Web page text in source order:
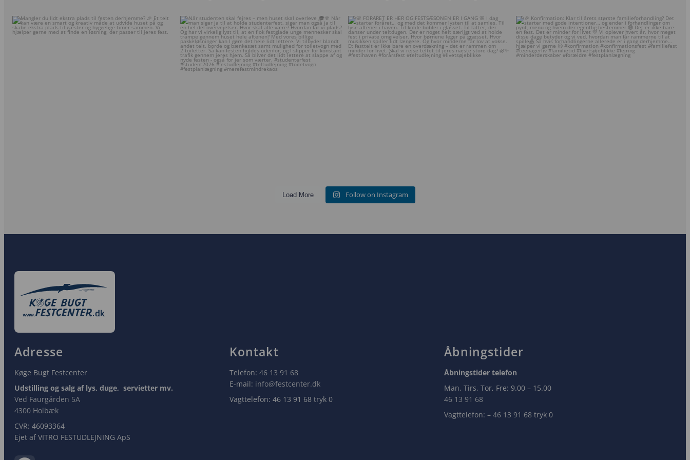
Mangler du lidt ekstra plads til festen derhjemme?... Når studenten skal fejres – men huset skal... 🌸 FORÅRET ER HER OG FESTSÆSONEN ER I GANG 🌸 🎉 Konfirmation: Klar til årets største...
Load More Follow on Instagram
Adresse
Køge Bugt Festcenter
Udstilling og salg af lys, duge, servietter mv.
Ved Faurgården 5A
4300 Holbæk
CVR: 460933​64​
Ejet af VITRO FESTUDLEJNING ApS
Kontakt
Telefon: 46 13 91 68
E-mail: info@festcenter.dk
Vagttelefon: 46 13 91 68 tryk 0
Åbningstider
Åbningstider​ telefon
Man, Tirs, Tor, Fre: 9.00 – 15.00​
46 13 91 68
Vagttelefon: –46 13 91 68 tryk 0​